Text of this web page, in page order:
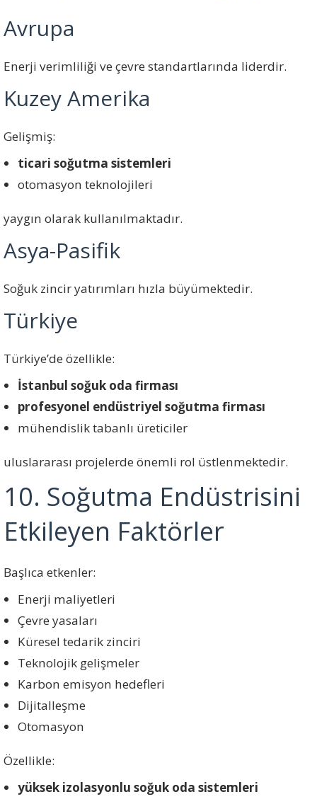
Avrupa
Enerji verimliliği ve çevre standartlarında liderdir.
Kuzey Amerika
Gelişmiş:
ticari soğutma sistemleri
otomasyon teknolojileri
yaygın olarak kullanılmaktadır.
Asya-Pasifik
Soğuk zincir yatırımları hızla büyümektedir.
Türkiye
Türkiye’de özellikle:
İstanbul soğuk oda firması
profesyonel endüstriyel soğutma firması
mühendislik tabanlı üreticiler
uluslararası projelerde önemli rol üstlenmektedir.
10. Soğutma Endüstrisini
Etkileyen Faktörler
Başlıca etkenler:
Enerji maliyetleri
Çevre yasaları
Küresel tedarik zinciri
Teknolojik gelişmeler
Karbon emisyon hedefleri
Dijitalleşme
Otomasyon
Özellikle:
yüksek izolasyonlu soğuk oda sistemleri